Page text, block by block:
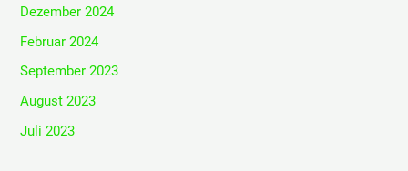
Dezember 2024
Februar 2024
September 2023
August 2023
Juli 2023